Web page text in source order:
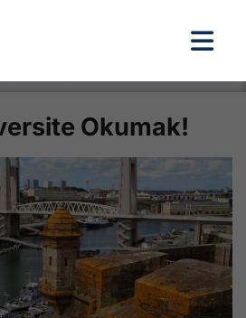
Okumak!